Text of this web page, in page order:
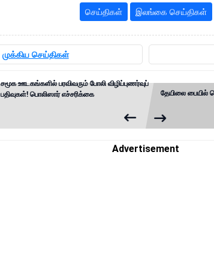
செய்திகள் இலங்கை செய்திகள்
முக்கிய செய்திகள்
சமூக ஊடகங்களில் பரவிவரும் போலி விழிப்புணர்வுப்
பதிவுகள்! பொலிஸார் எச்சரிக்கை
தேயிலை
Advertisement